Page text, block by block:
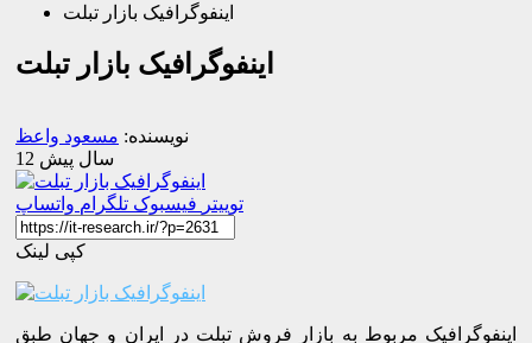
اینفوگرافیک بازار تبلت
اینفوگرافیک بازار تبلت
نویسنده: مسعود واعظ
12 سال پیش
توییتر فیسبوک تلگرام واتساپ
کپی لینک
اینفوگرافیک مربوط به بازار فروش تبلت در ایران و جهان طبق